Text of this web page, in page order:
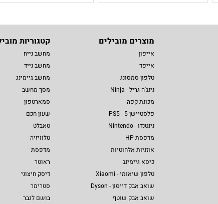
מוצרים מובילים
אייפון
אייפד
טלפון סמסונג
נינג'ה גריל - Ninja
מכונת קפה
פלסטיישן 5 - PS5
נינטנדו - Nintendo
מדפסת HP
אוזניות אלחוטיות
כיסא גיימינג
טלפון שיאומי - Xiaomi
שואב אבק דייסון - Dyson
שואב אבק שוטף
קטגוריות
מחשב נייח
מחשב נייד
מחשב גיימינג
מסך מחשב
סמארטפון
שעון חכם
טאבלט
טלוויזיה
מדפסת
ראוטר
דיסק חיצוני
סטרימר
בושם לגבר